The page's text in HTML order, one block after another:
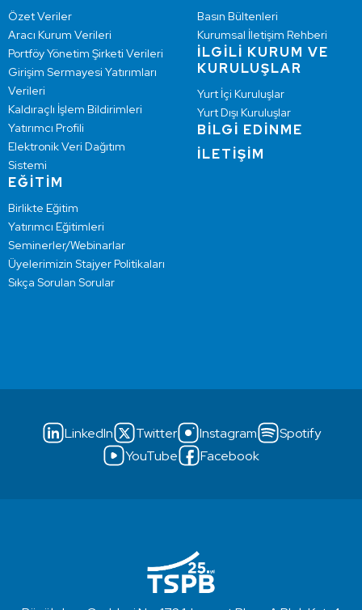
Özet Veriler
Aracı Kurum Verileri
Portföy Yönetim Şirketi Verileri
Girişim Sermayesi Yatırımları
Verileri
Kaldıraçlı İşlem Bildirimleri
Yatırımcı Profili
Elektronik Veri Dağıtım
Sistemi
EĞİTİM
Birlikte Eğitim
Yatırımcı Eğitimleri
Seminerler/Webinarlar
Üyelerimizin Stajyer Politikaları
Sıkça Sorulan Sorular
Basın Bültenleri
Kurumsal İletişim Rehberi
İLGİLİ KURUM VE
KURULUŞLAR
Yurt İçi Kuruluşlar
Yurt Dışı Kuruluşlar
BİLGİ EDİNME
İLETİŞİM
LinkedIn Twitter Instagram
Spotify
YouTube
Facebook